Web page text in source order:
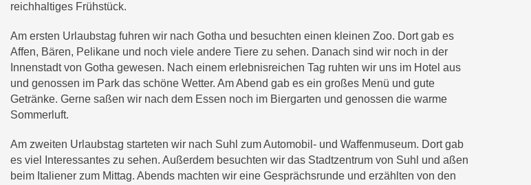
reichhaltiges Frühstück.
Am ersten Urlaubstag fuhren wir nach Gotha und besuchten einen kleinen Zoo. Dort gab es
Affen, Bären, Pelikane und noch viele andere Tiere zu sehen. Danach sind wir noch in der
Innenstadt von Gotha gewesen. Nach einem erlebnisreichen Tag ruhten wir uns im Hotel aus
und genossen im Park das schöne Wetter. Am Abend gab es ein großes Menü und gute
Getränke. Gerne saßen wir nach dem Essen noch im Biergarten und genossen die warme
Sommerluft.
Am zweiten Urlaubstag starteten wir nach Suhl zum Automobil- und Waffenmuseum. Dort gab
es viel Interessantes zu sehen. Außerdem besuchten wir das Stadtzentrum von Suhl und aßen
beim Italiener zum Mittag. Abends machten wir eine Gesprächsrunde und erzählten von den